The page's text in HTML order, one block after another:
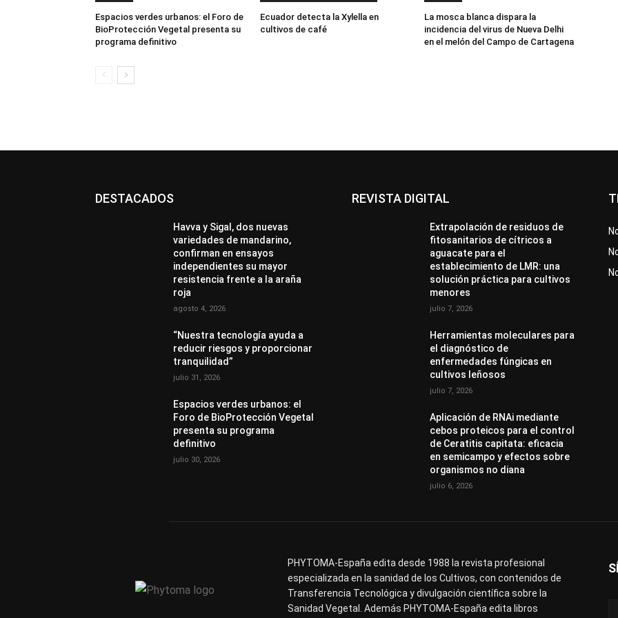
Espacios verdes urbanos: el Foro de
BioProtección Vegetal presenta su
programa definitivo
Ecuador detecta la Xylella en
cultivos de café
La mosca blanca dispara la
incidencia del virus de Nueva Delhi
en el melón del Campo de Cartagena
DESTACADOS
Havva y Sigal, dos nuevas
variedades de mandarino,
confirman en ensayos
independientes su mayor
resistencia frente a la araña
roja
agosto 4, 2026
“Nuestra tecnología ayuda a
reducir riesgos y proporcionar
tranquilidad”
julio 31, 2026
Espacios verdes urbanos: el
Foro de BioProtección Vegetal
presenta su programa
definitivo
julio 30, 2026
REVISTA DIGITAL
Extrapolación de residuos de
fitosanitarios de cítricos a
aguacate para el
establecimiento de LMR: una
solución práctica para cultivos
menores
julio 7, 2026
Herramientas moleculares para
el diagnóstico de
enfermedades fúngicas en
cultivos leñosos
julio 7, 2026
Aplicación de RNAi mediante
cebos proteicos para el control
de Ceratitis capitata: eficacia
en semicampo y efectos sobre
organismos no diana
julio 6, 2026
PHYTOMA-España edita desde 1988 la revista profesional
especializada en la sanidad de los Cultivos, con contenidos de
Transferencia Tecnológica y divulgación científica sobre la
Sanidad Vegetal. Además PHYTOMA-España edita libros